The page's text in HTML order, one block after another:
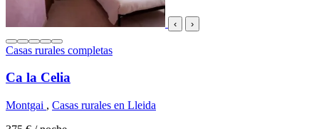
‹ ›
Casas rurales completas
Ca la Celia
Montgai , Casas rurales en Lleida